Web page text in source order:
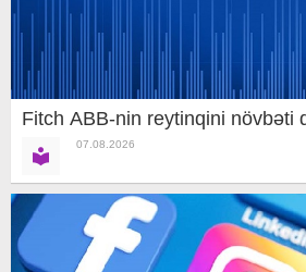
Fitch ABB-nin reytinqini növbəti
07.08.2026